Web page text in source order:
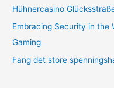
r
:
Hühnercasino
Embracing Security in the
Gaming
Fang det store